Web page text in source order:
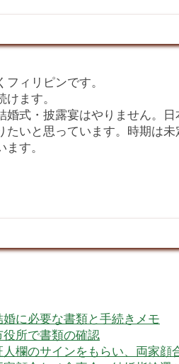
フィリピンです。
けます。
婚式・披露宴はやりません。
たいと思っています。時期は
す。
婚に必要な書類と手続きメモ
役所で書類の確認
人欄のサインをもらい、両家顔